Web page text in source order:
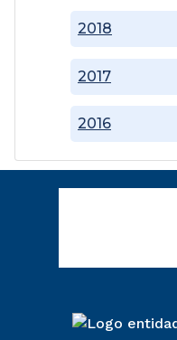
2016
2017
2018